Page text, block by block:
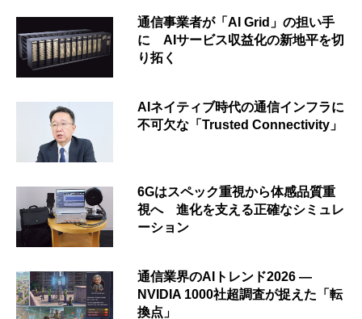
通信事業者が「AI Grid」の担い手
に AIサービス収益化の新地平を切
り拓く
AIネイティブ時代の通信インフラに
不可欠な「Trusted Connectivity」
6Gはスペック重視から体感品質重
視へ 進化を支える正確なシミュレ
ーション
通信業界のAIトレンド2026 ―
NVIDIA 1000社超調査が捉えた「転
換点」